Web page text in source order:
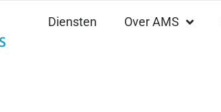
Diensten Over AMS